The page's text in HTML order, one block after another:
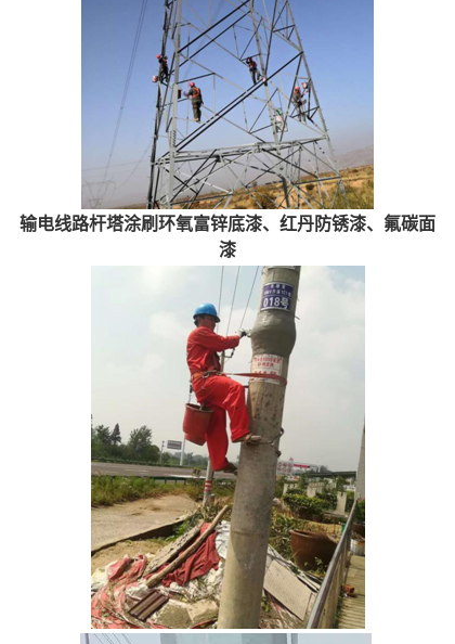
输电线路杆塔涂刷环氧富锌底漆、红丹防锈漆、氟碳面
漆